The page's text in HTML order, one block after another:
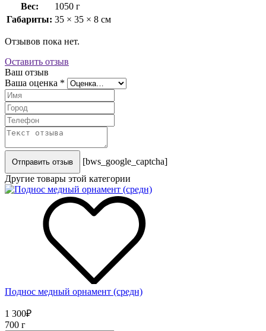
Вес:
1050 г
Габариты: 35 × 35 × 8 см
Отзывов пока нет.
Оставить отзыв
Ваш отзыв
Ваша оценка *
Отправить отзыв
[bws_google_captcha]
Другие товары этой категории
Поднос медный орнамент (средн)
1 300₽
700 г